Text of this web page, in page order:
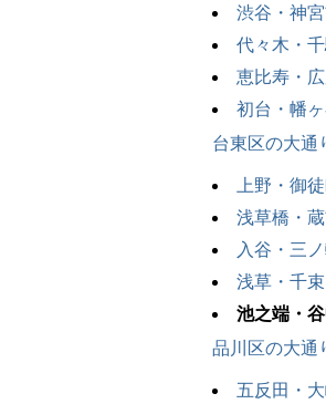
渋谷・神
代々木・
恵比寿・
初台・幡
台東区の大通
上野・御
浅草橋・
入谷・三
浅草・千束
池之端・
品川区の大通
五反田・